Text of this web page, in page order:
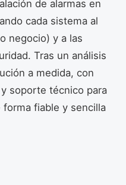
de alarmas en
cada sistema al
negocio) y a las
Tras un análisis
a medida, con
soporte técnico para
fiable y sencilla